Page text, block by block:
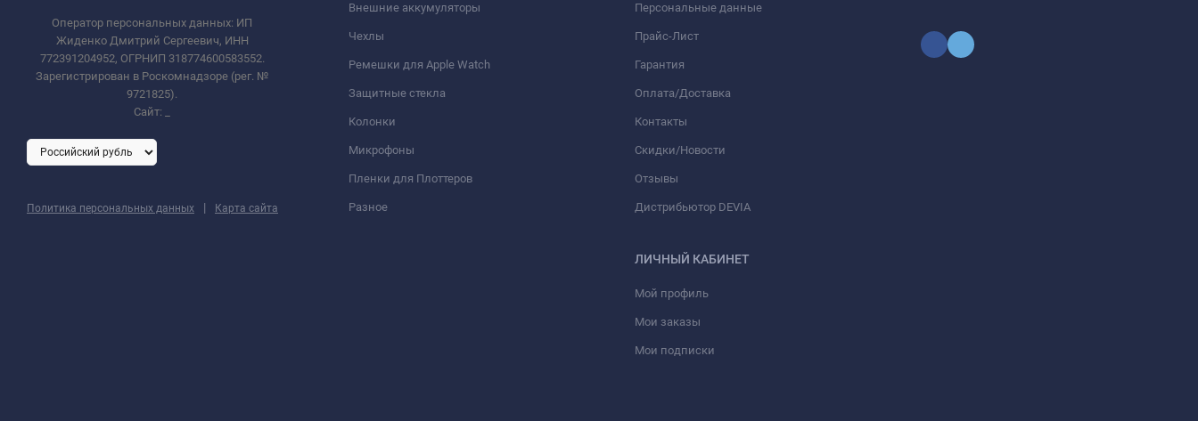
Оператор персональных данных: ИП
Жиденко Дмитрий Сергеевич, ИНН
772391204952, ОГРНИП 318774600583552.
Зарегистрирован в Роскомнадзоре (рег. №
9721825).
Сайт:
Политика персональных данных | Карта сайта
Внешние аккумуляторы
Чехлы
Ремешки для Apple Watch
Защитные стекла
Колонки
Микрофоны
Пленки для Плоттеров
Разное
Персональные данные
Прайс-Лист
Гарантия
Оплата/Доставка
Контакты
Скидки/Новости
Отзывы
Дистрибьютор DEVIA
ЛИЧНЫЙ КАБИНЕТ
Мой профиль
Мои заказы
Мои подписки